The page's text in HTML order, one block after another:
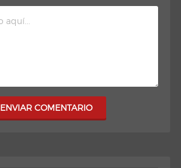
ENVIAR COMENTARIO